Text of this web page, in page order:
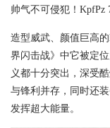
帅气不可侵犯！KpfPz
造型威武、颜值巨高
界闪击战》中它被定
义都十分突出，深受
与锋利并存，同时还
发挥超大能量。